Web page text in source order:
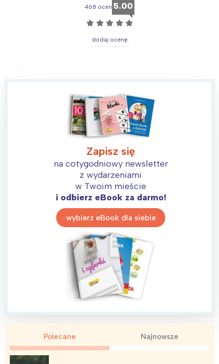
468 ocen 5.00
☆ ☆ ☆ ☆ ☆
dodaj ocenę
Zapisz się
na cotygodniowy newsletter
z wydarzeniami
w Twoim mieście
i odbierz eBook za darmo!
wybierz eBook dla siebie
Polecane Najnowsze